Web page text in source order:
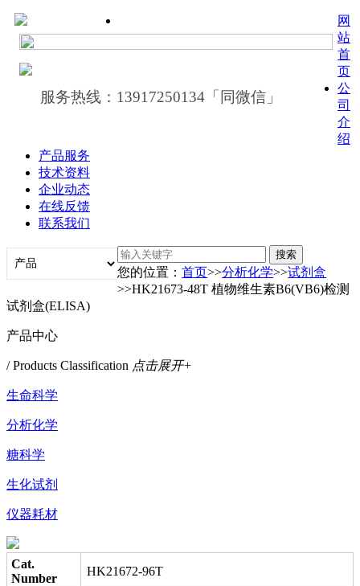
服务热线：13917250134「同微信」
网
站
首
页
公
司
介
绍
产品服务
技术资料
企业动态
在线反馈
联系我们
您的位置：首页>>分析化学>>试剂盒
>>HK21673-48T 植物维生素B6(VB6)检测
试剂盒(ELISA)
产品中心
/ Products Classification 点击展开+
生命科学
分析化学
糖科学
生化试剂
仪器耗材
Cat.
Number
HK21672-96T